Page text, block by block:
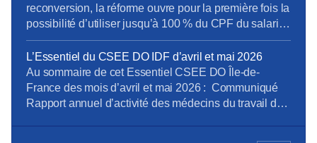
reconversion, la réforme ouvre pour la première fois la
possibilité d’utiliser jusqu’à 100 % du CPF du salarié
pour financer une mobilité professionnelle répondant
aux besoins des entreprises Ce qu’il faut retenir de
notre article détaillé ci-après : Pour la première fois,
les entreprises pourront solliciter les salariés […]
L’Essentiel du CSEE DO IDF d’avril et mai 2026
Au sommaire de cet Essentiel CSEE DO Île-de-
France des mois d’avril et mai 2026 : Communiqué
Rapport annuel d’activité des médecins du travail de